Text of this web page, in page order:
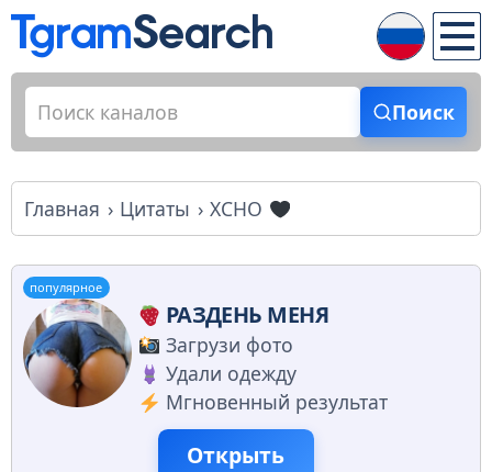
Поиск
Главная Цитаты XCHO
популярное
РАЗДЕНЬ МЕНЯ
Загрузи фото
Удали одежду
Мгновенный результат
Открыть